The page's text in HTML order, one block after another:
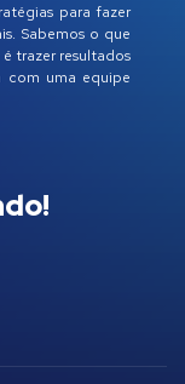
para fazer
Sabemos o que
trazer resultados
com uma equipe